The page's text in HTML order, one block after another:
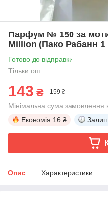
Парфум № 150 за
Million (Пако Рабанн 1
Готово до відправки
Тільки опт
143 ₴ 159 ₴
Мінімальна сума замовлення
Економія 16 ₴
Опис Характеристики